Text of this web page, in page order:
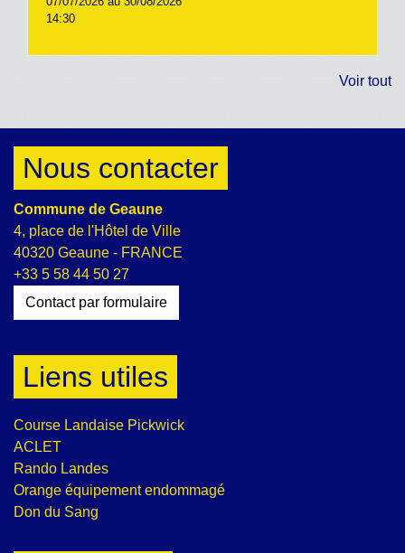
14:30
Voir tout
Nous contacter
Commune de Geaune
4, place de l'Hôtel de Ville
40320 Geaune - FRANCE
+33 5 58 44 50 27
Contact par formulaire
Liens utiles
Course Landaise Pickwick
ACLET
Rando Landes
Orange équipement endommagé
Don du Sang